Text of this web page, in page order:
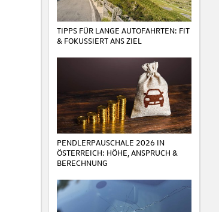
TIPPS FÜR LANGE AUTOFAHRTEN: FIT
& FOKUSSIERT ANS ZIEL
PENDLERPAUSCHALE 2026 IN
ÖSTERREICH: HÖHE, ANSPRUCH &
BERECHNUNG